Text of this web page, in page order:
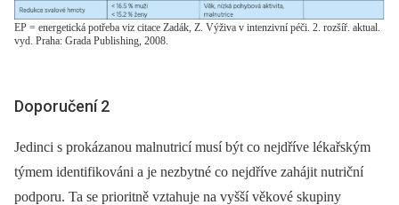
EP = energetická potřeba viz citace Zadák, Z. Výživa v intenzivní péči. 2. rozšíř. aktual.
vyd. Praha: Grada Publishing, 2008.
Doporučení 2
Jedinci s prokázanou malnutricí musí být co nejdříve lékařským
týmem identifikováni a je nezbytné co nejdříve zahájit nutriční
podporu. Ta se prioritně vztahuje na vyšší věkové skupiny